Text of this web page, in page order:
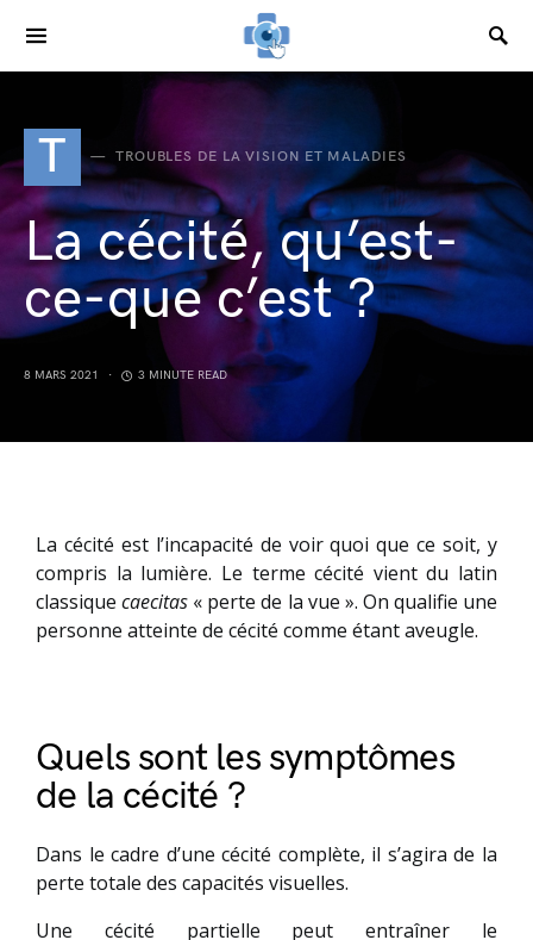
SEARCH FOR:
T TROUBLES DE LA VISION ET MALADIES
La cécité, qu’est-
ce-que c’est ?
8 MARS 2021 3 MINUTE READ
La cécité est l’incapacité de voir quoi que ce soit, y
compris la lumière. Le terme cécité vient du latin
classiquecaecitas « perte de la vue ». On qualifie une
personne atteinte de cécité comme étant aveugle.
Quels sont les symptômes
de la cécité ?
Dans le cadre d’une cécité complète, il s’agira de la
perte totale des capacités visuelles.
Une cécité partielle peut entraîner le